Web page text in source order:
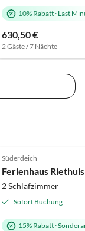
10% Rabatt· Last
630,50 €
2 Gäste / 7 Nächte
Süderdeich
Ferienhaus
2 Schlafzimmer
Sofort Buchung
15% Rabatt·